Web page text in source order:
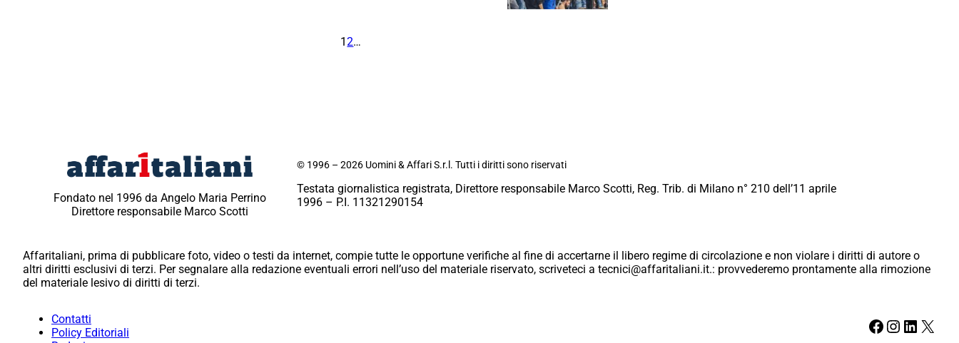
12…
Fondato nel 1996 da Angelo Maria Perrino
Direttore responsabile Marco Scotti
© 1996 – 2026 Uomini & Affari S.r.l. Tutti i diritti sono riservati
Testata giornalistica registrata, Direttore responsabile Marco Scotti, Reg. Trib. di Milano n° 210 dell’11 aprile
1996 – P.I. 11321290154
Affaritaliani, prima di pubblicare foto, video o testi da internet, compie tutte le opportune verifiche al fine di accertarne il libero regime di circolazione e non violare i diritti di autore o
altri diritti esclusivi di terzi. Per segnalare alla redazione eventuali errori nell’uso del materiale riservato, scriveteci a tecnici@affaritaliani.it.: provvederemo prontamente alla rimozione
del materiale lesivo di diritti di terzi.
Contatti
Policy Editoriali
Facebook Instagram LinkedIn X